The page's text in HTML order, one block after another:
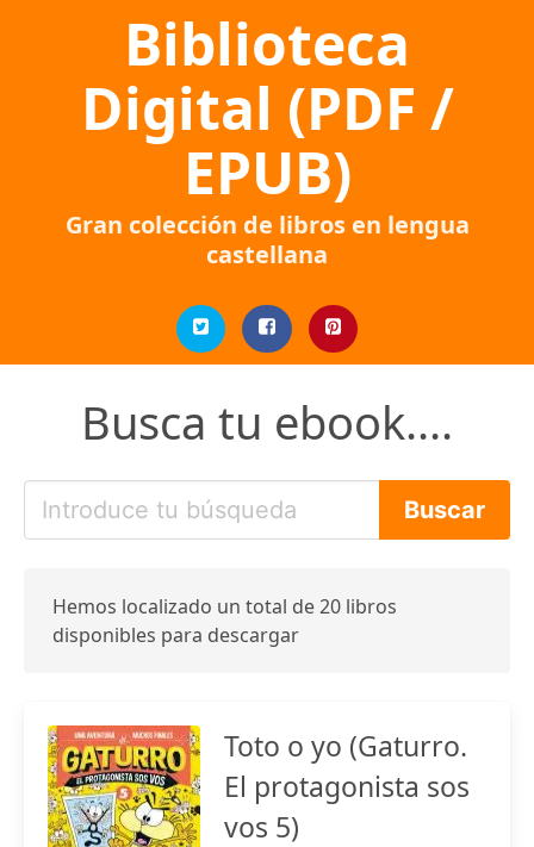
Biblioteca
Digital (PDF /
EPUB)
Gran colección de libros en lengua
castellana
Busca tu ebook....
Hemos localizado un total de 20 libros
disponibles para descargar
Toto o yo (Gaturro.
El protagonista sos
vos 5)